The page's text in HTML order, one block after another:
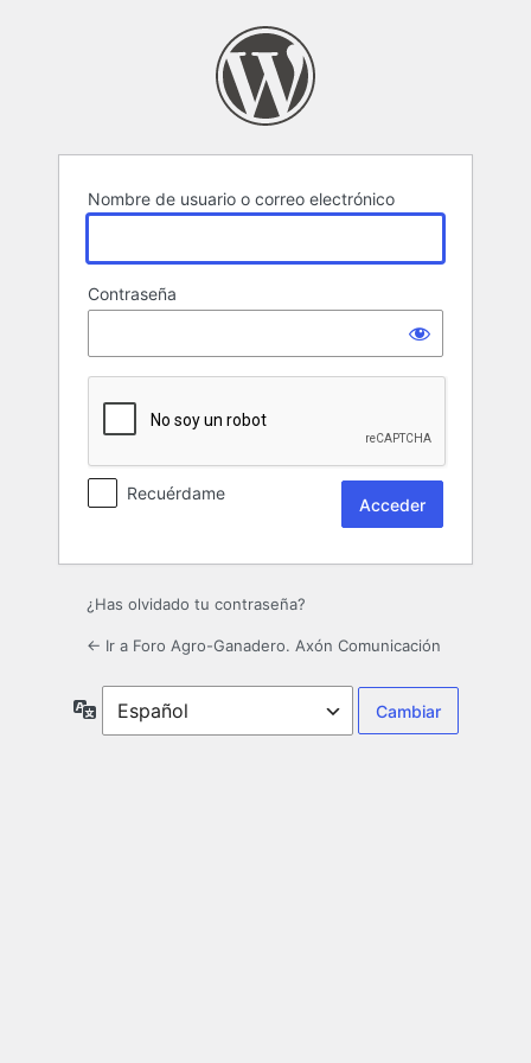
Nombre de usuario o correo electrónico
Contraseña
Recuérdame
¿Has olvidado tu contraseña?
← Ir a Foro Agro-Ganadero. Axón Comunicación
Idioma